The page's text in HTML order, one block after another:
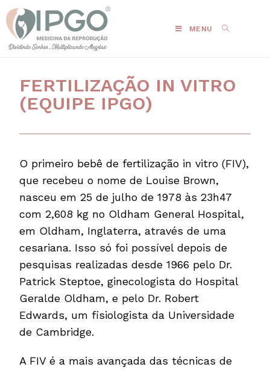
MENU
FERTILIZAÇÃO IN VITRO
(EQUIPE IPGO)
O primeiro bebê de fertilização in vitro (FIV),
que recebeu o nome de Louise Brown,
nasceu em 25 de julho de 1978 às 23h47
com 2,608 kg no Oldham General Hospital,
em Oldham, Inglaterra, através de uma
cesariana. Isso só foi possível depois de
pesquisas realizadas desde 1966 pelo Dr.
Patrick Steptoe, ginecologista do Hospital
Geralde Oldham, e pelo Dr. Robert
Edwards, um fisiologista da Universidade
de Cambridge.
A FIV é a mais avançada das técnicas de